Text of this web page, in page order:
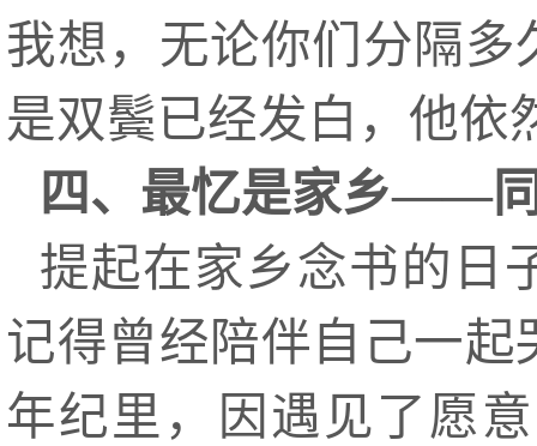
我想，无论你们分隔
是双鬓已经发白，他依
四、最忆是家乡——
提起在家乡念书的日
记得曾经陪伴自己一
年纪里，因遇见了愿